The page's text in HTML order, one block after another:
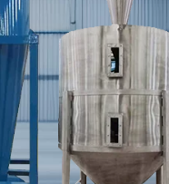
German
Indonesian